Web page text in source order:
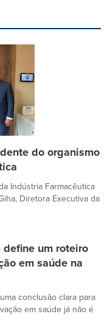
do organismo
Indústria Farmacêutica
Diretora Executiva da
define um roteiro
em saúde na
conclusão clara para
em saúde já não é